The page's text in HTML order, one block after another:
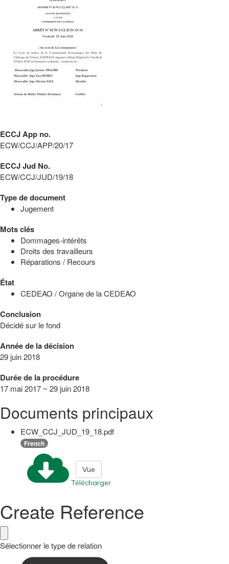
ECCJ App no.
ECW/CCJ/APP/20/17
ECCJ Jud No.
ECW/CCJ/JUD/19/18
Type de document
Jugement
Mots clés
Dommages-intérêts
Droits des travailleurs
Réparations / Recours
État
CEDEAO / Organe de la CEDEAO
Conclusion
Décidé sur le fond
Année de la décision
29 juin 2018
Durée de la procédure
17 mai 2017 ~ 29 juin 2018
Documents principaux
ECW_CCJ_JUD_19_18.pdf
French
Télécharger
Vue
Create Reference
Sélectionner le type de relation